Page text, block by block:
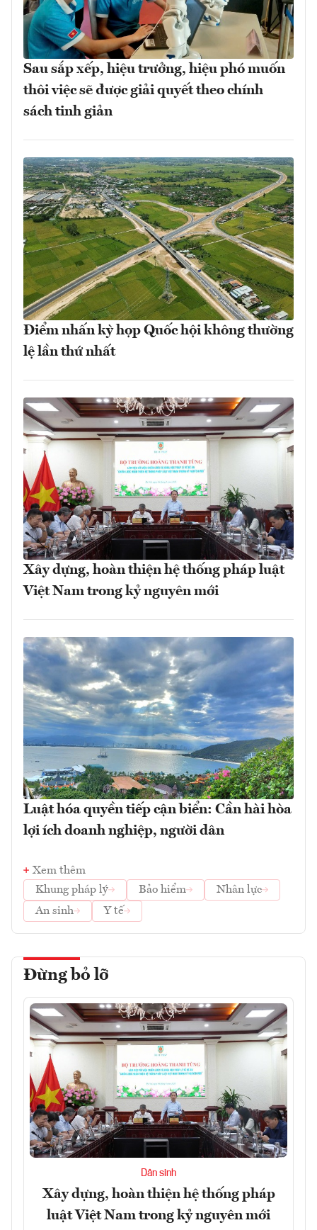
Sau sắp xếp, hiệu trưởng, hiệu phó muốn
thôi việc sẽ được giải quyết theo chính
sách tinh giản
Điểm nhấn kỳ họp Quốc hội không thường
lệ lần thứ nhất
Xây dựng, hoàn thiện hệ thống pháp luật
Việt Nam trong kỷ nguyên mới
Luật hóa quyền tiếp cận biển: Cần hài hòa
lợi ích doanh nghiệp, người dân
Xem thêm
Khung pháp lý
Bảo hiểm
Nhân lực
An sinh
Y tế
Đừng bỏ lỡ
Dân sinh
Xây dựng, hoàn thiện hệ thống pháp
luật Việt Nam trong kỷ nguyên mới